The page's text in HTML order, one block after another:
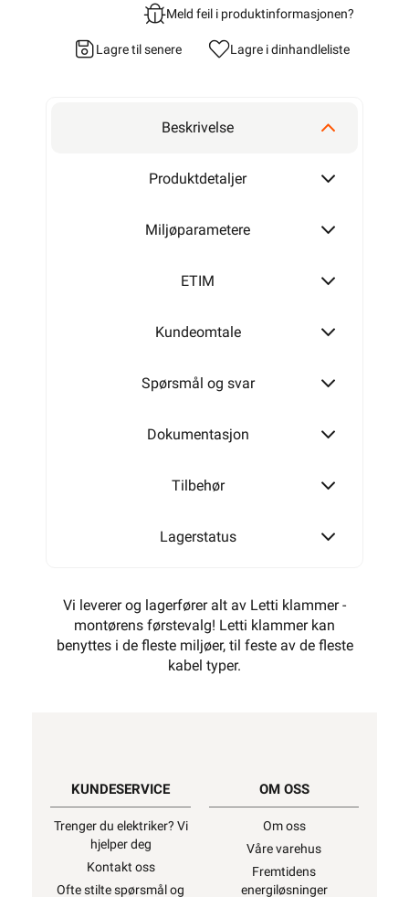
Meld feil i produktinformasjonen?
Lagre til senere Lagre i dinhandleliste
Beskrivelse
Produktdetaljer
Miljøparametere
ETIM
Kundeomtale
Spørsmål og svar
Dokumentasjon
Tilbehør
Lagerstatus
Vi leverer og lagerfører alt av Letti klammer -
montørens førstevalg! Letti klammer kan
benyttes i de fleste miljøer, til feste av de fleste
kabel typer.
KUNDESERVICE
Trenger du elektriker? Vi
hjelper deg
Kontakt oss
Ofte stilte spørsmål og
OM OSS
Om oss
Våre varehus
Fremtidens
energiløsninger